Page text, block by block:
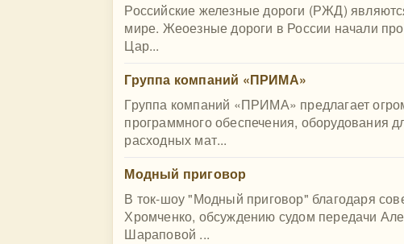
Российские железные дороги (РЖД)
мире. Жеоезные дороги в России начали
Цар...
Группа компаний «ПРИМА»
Группа компаний «ПРИМА» предлагает
программного обеспечения, оборудования
расходных мат...
Модный приговор
В ток-шоу "Модный приговор" благодаря
Хромченко, обсуждению судом передачи
Шараповой ...